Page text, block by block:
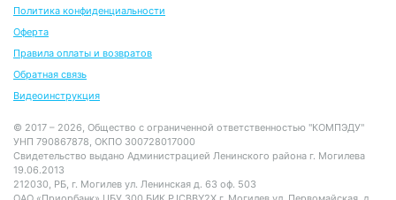
Политика конфиденциальности
Оферта
Правила оплаты и возвратов
Обратная связь
Видеоинструкция
© 2017 – 2026, Общество с ограниченной ответственностью "КОМПЭДУ"
УНП 790867878, ОКПО 300728017000
Свидетельство выдано Администрацией Ленинского района г. Могилева
19.06.2013
212030, РБ, г. Могилев ул. Ленинская д. 63 оф. 503